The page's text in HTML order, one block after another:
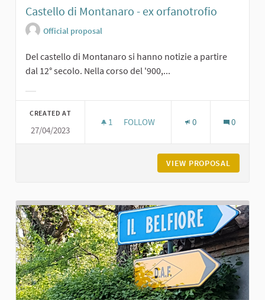
Castello di Montanaro - ex orfanotrofio
Official proposal
Del castello di Montanaro si hanno notizie a partire
dal 12° secolo. Nella corso del '900,...
CREATED AT
27/04/2023
1 1 FOLLOWER
FOLLOW 0 0
VIEW PROPOSAL